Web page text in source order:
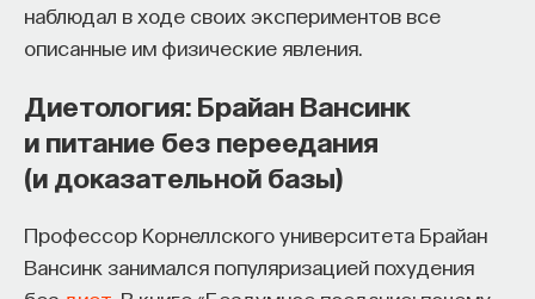
наблюдал в ходе своих экспериментов все
описанные им физические явления.
Диетология: Брайан Вансинк
и питание без переедания
(и доказательной базы)
Профессор Корнеллского университета Брайан
Вансинк занимался популяризацией похудения